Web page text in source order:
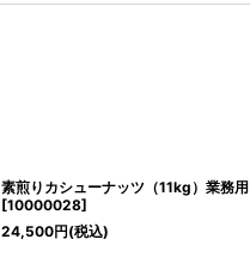
素煎りカシューナッツ（11kg）業務用
[10000028]
24,500円(税込)